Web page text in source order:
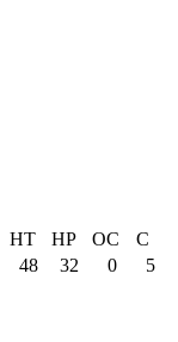
HT HP OC
C
48 32 0 5